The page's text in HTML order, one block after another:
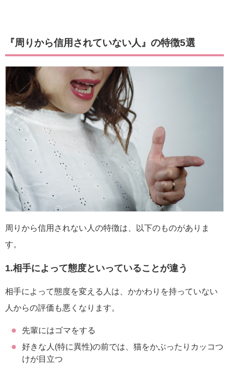
『周りから信用されていない人』の特徴5選
周りから信用されない人の特徴は、以下のものがありま
す。
1.相手によって態度といっていることが違う
相手によって態度を変える人は、かかわりを持っていない
人からの評価も悪くなります。
先輩にはゴマをする
好きな人(特に異性)の前では、猫をかぶったりカッコつ
けが目立つ